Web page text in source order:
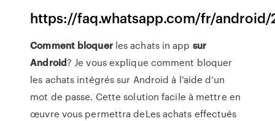
https://faq.whatsapp.com/fr/
Comment bloquerles achats in app sur
Android? Je vous explique comment bloquer
les achats intégrés sur Android à l’aide d’un
mot de passe. Cette solution facile à mettre en
œuvre vous permettra deLes achats effectués